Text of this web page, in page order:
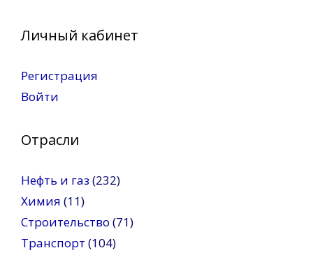
Личный кабинет
Регистрация
Войти
Отрасли
Нефть и газ (232)
Химия (11)
Строительство (71)
Транспорт (104)